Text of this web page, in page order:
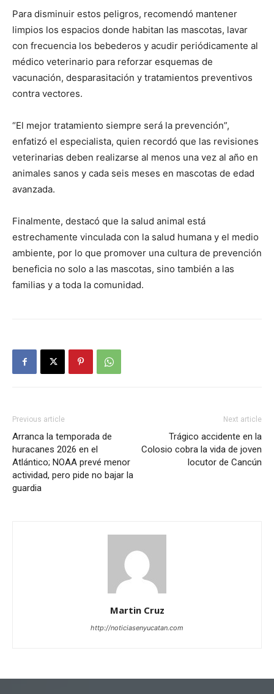
Para disminuir estos peligros, recomendó mantener
limpios los espacios donde habitan las mascotas, lavar
con frecuencia los bebederos y acudir periódicamente al
médico veterinario para reforzar esquemas de
vacunación, desparasitación y tratamientos preventivos
contra vectores.
“El mejor tratamiento siempre será la prevención”,
enfatizó el especialista, quien recordó que las revisiones
veterinarias deben realizarse al menos una vez al año en
animales sanos y cada seis meses en mascotas de edad
avanzada.
Finalmente, destacó que la salud animal está
estrechamente vinculada con la salud humana y el medio
ambiente, por lo que promover una cultura de prevención
beneficia no solo a las mascotas, sino también a las
familias y a toda la comunidad.
Previous article
Arranca la temporada de
huracanes 2026 en el
Atlántico; NOAA prevé menor
actividad, pero pide no bajar la
guardia
Next article
Trágico accidente en la
Colosio cobra la vida de joven
locutor de Cancún
Martin Cruz
http://noticiasenyucatan.com